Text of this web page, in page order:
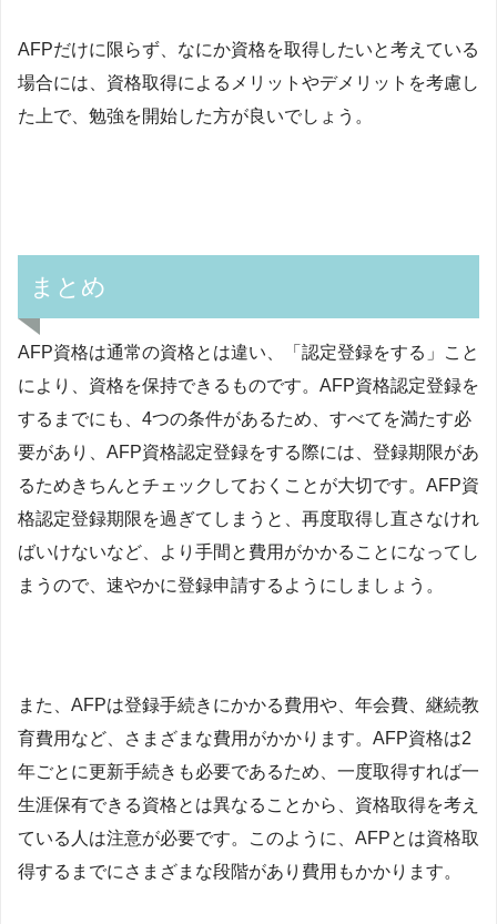
AFPだけに限らず、なにか資格を取得したいと考えている
場合には、資格取得によるメリットやデメリットを考慮し
た上で、勉強を開始した方が良いでしょう。
まとめ
AFP資格は通常の資格とは違い、「認定登録をする」こと
により、資格を保持できるものです。AFP資格認定登録を
するまでにも、4つの条件があるため、すべてを満たす必
要があり、AFP資格認定登録をする際には、登録期限があ
るためきちんとチェックしておくことが大切です。AFP資
格認定登録期限を過ぎてしまうと、再度取得し直さなけれ
ばいけないなど、より手間と費用がかかることになってし
まうので、速やかに登録申請するようにしましょう。
また、AFPは登録手続きにかかる費用や、年会費、継続教
育費用など、さまざまな費用がかかります。AFP資格は2
年ごとに更新手続きも必要であるため、一度取得すれば一
生涯保有できる資格とは異なることから、資格取得を考え
ている人は注意が必要です。このように、AFPとは資格取
得するまでにさまざまな段階があり費用もかかります。